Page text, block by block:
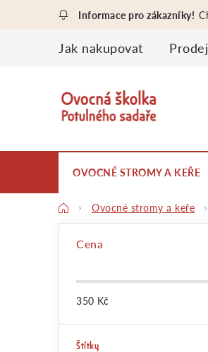
Jak nakupovat
OVOCNÉ STROMY A KEŘE
DomůOvocné stromy a keře
s
Cena
350 Kč
Štítky